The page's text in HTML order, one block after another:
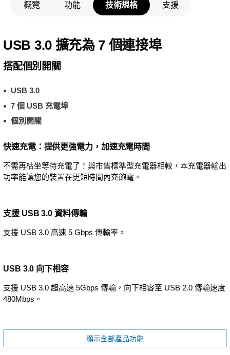
概覽 功能 技術規格 支援
USB 3.0 擴充為 7 個連接埠
搭配個別開關
USB 3.0
7 個 USB 充電埠
個別開關
快速充電：提供更強電力，加速充電時間
不需再枯坐等待充電了！與市售標準型充電器相較，本充電器輸出
功率能讓您的裝置在更短時間內充飽電。
支援 USB 3.0 資料傳輸
支援 USB 3.0 高速 5 Gbps 傳輸率。
USB 3.0 向下相容
支援 USB 3.0 超高速 5Gbps 傳輸，向下相容至 USB 2.0 傳輸速度
480Mbps。
顯示全部產品功能